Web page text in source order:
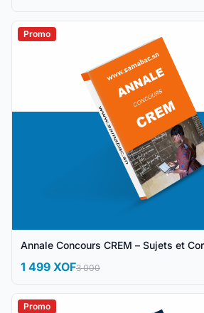
Promo
Annale Concours CREM – Sujets et
1 499 XOF3 000
Promo